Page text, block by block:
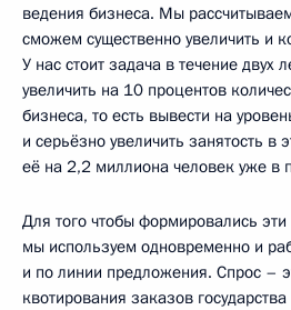
ведения бизнеса. Мы
сможем существенно увеличить и
У нас стоит задача в течение двух
увеличить на 10 процентов
бизнеса, то есть вывести на
и серьёзно увеличить занятость в
её на 2,2 миллиона человек уже в
Для того чтобы формировались
мы используем одновременно и
и по линии предложения. Спрос –
квотирования заказов